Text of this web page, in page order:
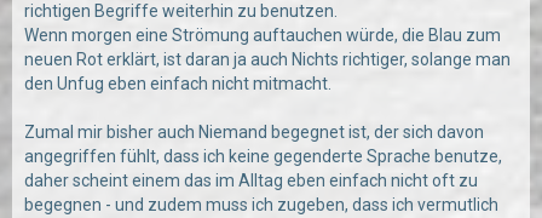
richtigen Begriffe weiterhin zu benutzen.
Wenn morgen eine Strömung auftauchen würde, die Blau zum
neuen Rot erklärt, ist daran ja auch Nichts richtiger, solange man
den Unfug eben einfach nicht mitmacht.
Zumal mir bisher auch Niemand begegnet ist, der sich davon
angegriffen fühlt, dass ich keine gegenderte Sprache benutze,
daher scheint einem das im Alltag eben einfach nicht oft zu
begegnen - und zudem muss ich zugeben, dass ich vermutlich